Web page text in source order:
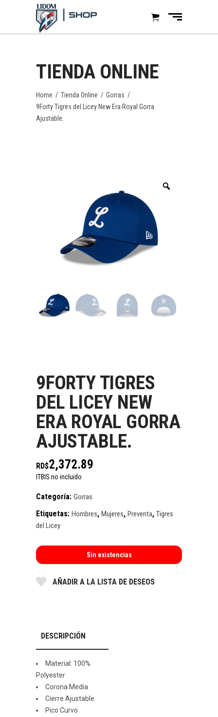
TIENDA ONLINE
Home / Tienda Online / Gorras /
9Forty Tigres del Licey New Era Royal Gorra
Ajustable.
9FORTY TIGRES
DEL LICEY NEW
ERA ROYAL GORRA
AJUSTABLE.
RD$2,372.89
ITBIS no incluido
Categoría: Gorras
Etiquetas: Hombres, Mujeres, Preventa, Tigres
del Licey
Sin existencias
AÑADIR A LA LISTA DE DESEOS
DESCRIPCIÓN
Material: 100%
Polyester
Corona Media
Cierre Ajustable
Pico Curvo